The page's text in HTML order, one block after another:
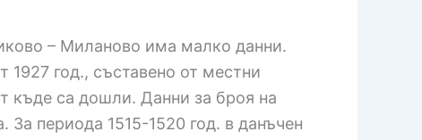
– Миланово има малко данни.
1927 год., съставено от местни
къде са дошли. Данни за броя на
За периода 1515-1520 год. в данъчен